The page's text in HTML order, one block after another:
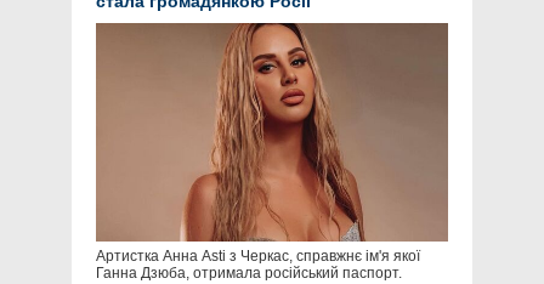
Артистка Анна Asti з Черкас, справжнє ім'я якої
Ганна Дзюба, отримала російський паспорт.